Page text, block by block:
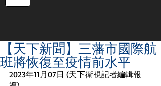
【天下新聞】三藩市國際航
班將恢復至疫情前水平
2023年11月07日 (天下衛視記者編輯報